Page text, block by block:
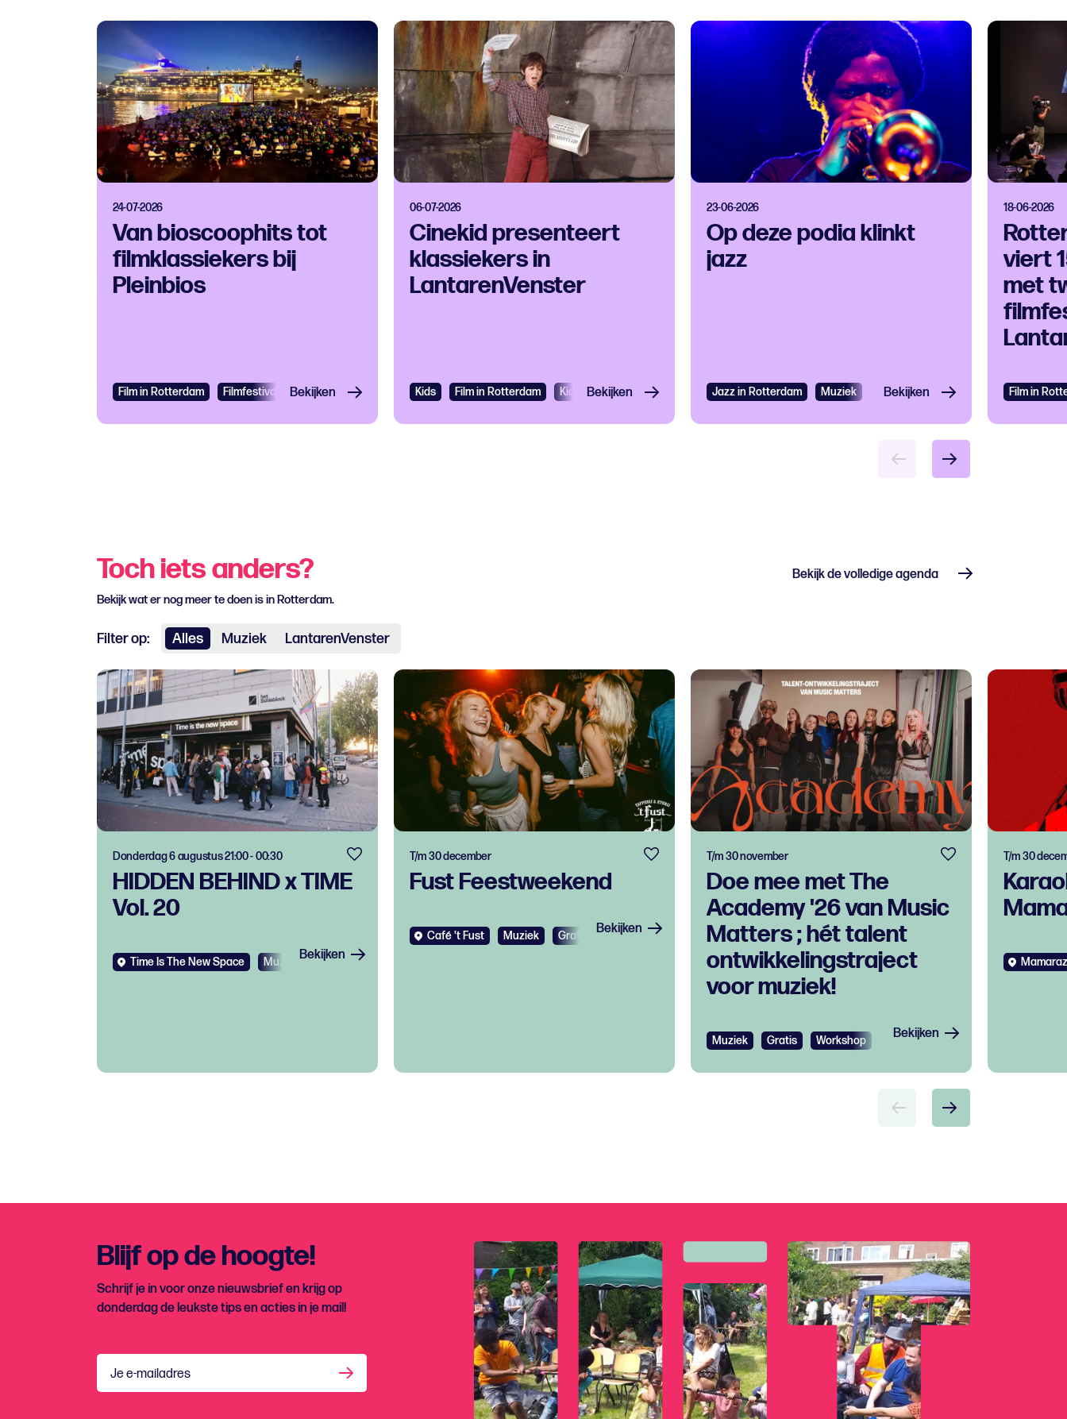
24-07-2026
Van bioscoophits tot
filmklassiekers bij
Pleinbios
Film in Rotterdam Filmfestival Bekijken
06-07-2026
Cinekid presenteert
klassiekers in
LantarenVenster
Kids Film in Rotterdam Kids Filmfestival
Bekijken
23-06-2026
Op deze podia klinkt
jazz
Jazz in Rotterdam Muziek Jazz
Bekijken
18-06-2026
viert
met
Film in
Toch iets anders?
Bekijk wat er nog meer te doen is in Rotterdam.
Filter op: Alles Muziek LantarenVenster
Bekijk de volledige agenda
HIDDEN BEHIND x TIME
Vol. 20
Donderdag 6 augustus 21:00 - 00:30
Time Is The New Space Muziek Bekijken
Fust Feestweekend
T/m 30 december
Café 't Fust Muziek Gratis Bekijken
Doe mee met The
Academy '26 van Music
Matters ; hét talent
ontwikkelingstraject
voor muziek!
T/m 30 november
Muziek Gratis Workshop Bekijken
T/m 30
Blijf op de hoogte!
Schrijf je in voor onze nieuwsbrief en krijg op
donderdag de leukste tips en acties in je mail!
Je e-mailadres